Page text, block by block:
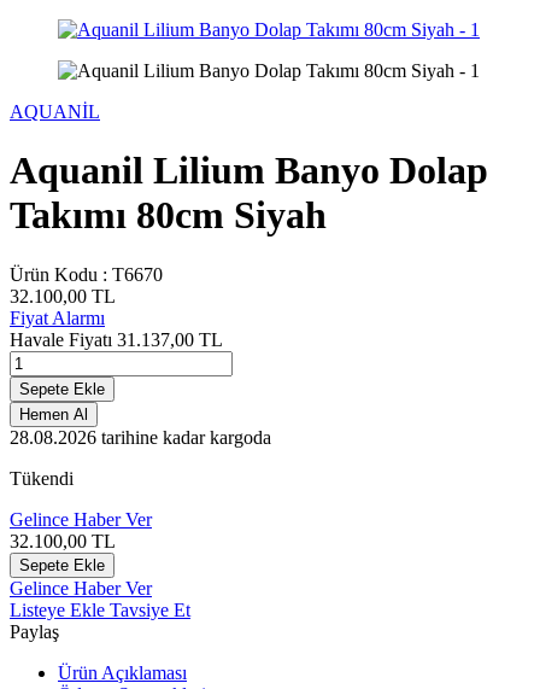
AQUANİL
Aquanil Lilium Banyo Dolap
Takımı 80cm Siyah
Ürün Kodu : T6670
32.100,00 TL
Fiyat Alarmı
Havale Fiyatı 31.137,00 TL
Sepete Ekle
Hemen Al
28.08.2026 tarihine kadar kargoda
Tükendi
Gelince Haber Ver
32.100,00 TL
Sepete Ekle
Gelince Haber Ver
Listeye Ekle Tavsiye Et
Paylaş
Ürün Açıklaması